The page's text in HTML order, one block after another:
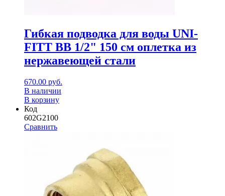
Гибкая подводка для воды UNI-
FITT ВВ 1/2" 150 см оплетка из
нержавеющей стали
670.00 руб.
В наличии
В корзину
Код
602G2100
Сравнить